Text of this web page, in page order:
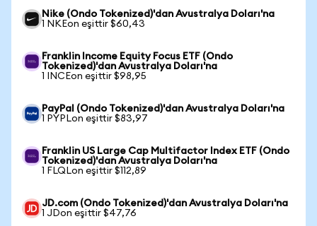
Nike (Ondo Tokenized)'dan Avustralya Doları'na
1 NKEon eşittir $60,43
Franklin Income Equity Focus ETF (Ondo
Tokenized)'dan Avustralya Doları'na
1 INCEon eşittir $98,95
PayPal (Ondo Tokenized)'dan Avustralya Doları'na
1 PYPLon eşittir $83,97
Franklin US Large Cap Multifactor Index ETF (Ondo
Tokenized)'dan Avustralya Doları'na
1 FLQLon eşittir $112,89
JD.com (Ondo Tokenized)'dan Avustralya Doları'na
1 JDon eşittir $47,76